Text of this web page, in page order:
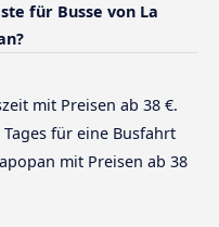
für Busse von La
mit Preisen ab 38 €.
für eine Busfahrt
mit Preisen ab 38